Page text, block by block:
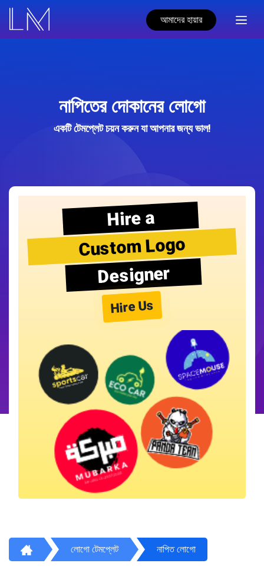
আমাদের হায়ার
নাপিতের দোকানের লোগো
একটি টেমপ্লেট চয়ন করুন যা আপনার জন্য ভাল!
Hire a
Custom Logo
Designer
Hire Us
লোগো টেমপ্লেট নাপিত লোগো